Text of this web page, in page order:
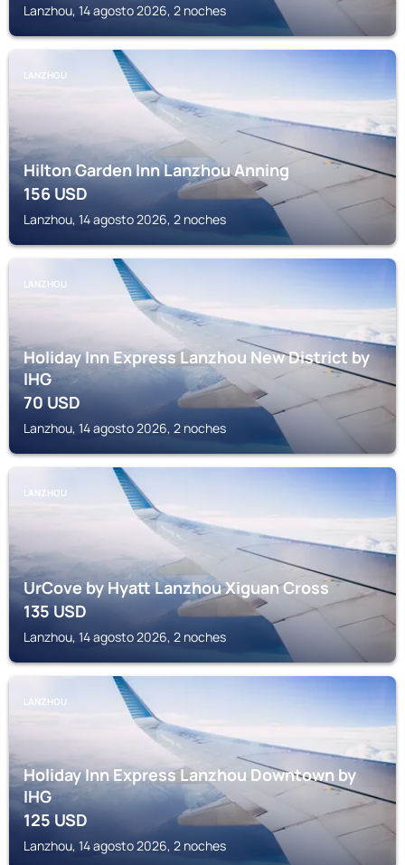
Lanzhou, 14 agosto 2026, 2 noches
LANZHOU
Hilton Garden Inn Lanzhou Anning
156USD
Lanzhou, 14 agosto 2026, 2 noches
LANZHOU
Holiday Inn Express Lanzhou New District by
IHG
70USD
Lanzhou, 14 agosto 2026, 2 noches
LANZHOU
UrCove by Hyatt Lanzhou Xiguan Cross
135USD
Lanzhou, 14 agosto 2026, 2 noches
LANZHOU
Holiday Inn Express Lanzhou Downtown by
IHG
125USD
Lanzhou, 14 agosto 2026, 2 noches